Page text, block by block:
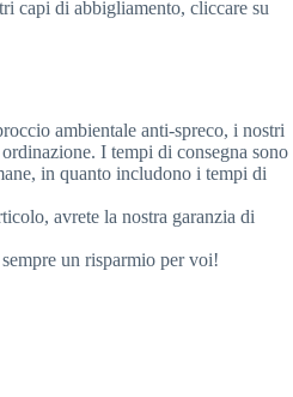
capi di abbigliamento, cliccare su
ambientale anti-spreco, i nostri
I tempi di consegna sono
in quanto includono i tempi di
avrete la nostra garanzia di
un risparmio per voi!